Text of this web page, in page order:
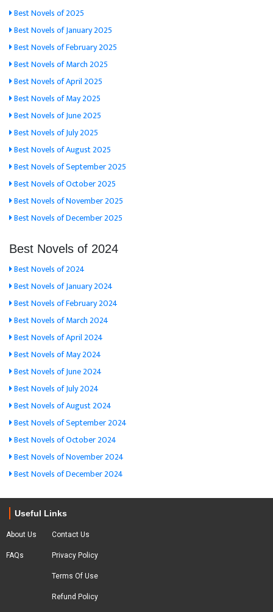
Best Novels of 2025
Best Novels of January 2025
Best Novels of February 2025
Best Novels of March 2025
Best Novels of April 2025
Best Novels of May 2025
Best Novels of June 2025
Best Novels of July 2025
Best Novels of August 2025
Best Novels of September 2025
Best Novels of October 2025
Best Novels of November 2025
Best Novels of December 2025
Best Novels of 2024
Best Novels of 2024
Best Novels of January 2024
Best Novels of February 2024
Best Novels of March 2024
Best Novels of April 2024
Best Novels of May 2024
Best Novels of June 2024
Best Novels of July 2024
Best Novels of August 2024
Best Novels of September 2024
Best Novels of October 2024
Best Novels of November 2024
Best Novels of December 2024
Useful Links
About Us
FAQs
Contact Us
Privacy Policy
Terms Of Use
Refund Policy